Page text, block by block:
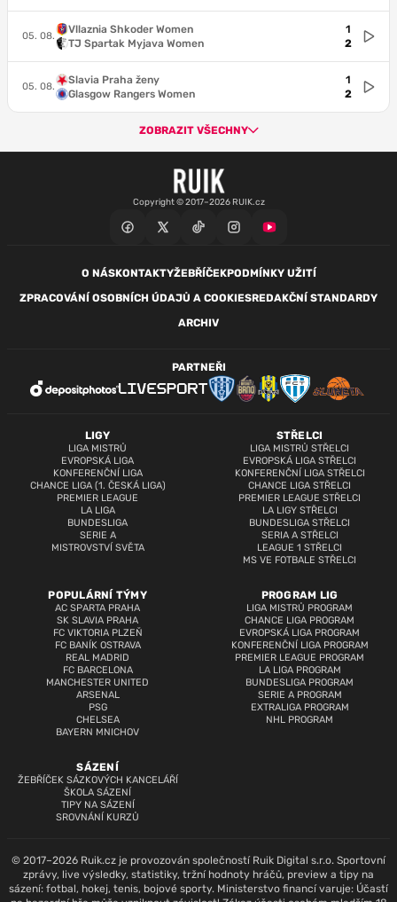
05. 08.
Vllaznia Shkoder Women
TJ Spartak Myjava Women
1
2
05. 08.
Slavia Praha ženy
Glasgow Rangers Women
1
2
ZOBRAZIT VŠECHNY
Copyright © 2017–2026 RUIK.cz
O NÁSKONTAKTYŽEBŘÍČEKPODMÍNKY UŽITÍ
ZPRACOVÁNÍ OSOBNÍCH ÚDAJŮ A COOKIESREDAKČNÍ STANDARDY
ARCHIV
LIGY
LIGA MISTRŮ
EVROPSKÁ LIGA
KONFERENČNÍ LIGA
CHANCE LIGA (1. ČESKÁ LIGA)
PREMIER LEAGUE
LA LIGA
BUNDESLIGA
SERIE A
MISTROVSTVÍ SVĚTA
STŘELCI
LIGA MISTRŮ STŘELCI
EVROPSKÁ LIGA STŘELCI
KONFERENČNÍ LIGA STŘELCI
CHANCE LIGA STŘELCI
PREMIER LEAGUE STŘELCI
LA LIGY STŘELCI
BUNDESLIGA STŘELCI
SERIA A STŘELCI
LEAGUE 1 STŘELCI
MS VE FOTBALE STŘELCI
POPULÁRNÍ TÝMY
AC SPARTA PRAHA
SK SLAVIA PRAHA
FC VIKTORIA PLZEŇ
FC BANÍK OSTRAVA
REAL MADRID
FC BARCELONA
MANCHESTER UNITED
ARSENAL
PSG
CHELSEA
BAYERN MNICHOV
PROGRAM LIG
LIGA MISTRŮ PROGRAM
CHANCE LIGA PROGRAM
EVROPSKÁ LIGA PROGRAM
KONFERENČNÍ LIGA PROGRAM
PREMIER LEAGUE PROGRAM
LA LIGA PROGRAM
BUNDESLIGA PROGRAM
SERIE A PROGRAM
EXTRALIGA PROGRAM
NHL PROGRAM
SÁZENÍ
ŽEBŘÍČEK SÁZKOVÝCH KANCELÁŘÍ
ŠKOLA SÁZENÍ
TIPY NA SÁZENÍ
SROVNÁNÍ KURZŮ
PARTNEŘI
© 2017–2026 Ruik.cz je provozován společností Ruik Digital s.r.o. Sportovní
zprávy, live výsledky, statistiky, tržní hodnoty hráčů, preview a tipy na
sázení: fotbal, hokej, tenis, bojové sporty. Ministerstvo financí varuje: Účastí